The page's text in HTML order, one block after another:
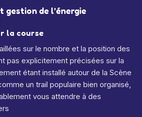
gestion de l’énergie
la course
sur le nombre et la position des
pas explicitement précisées sur la
étant installé autour de la Scène
un trail populaire bien organisé,
vous attendre à des